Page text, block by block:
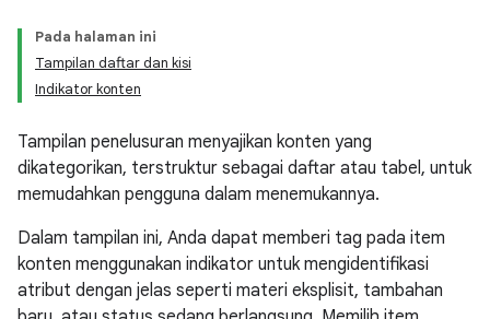
Pada halaman ini
Tampilan daftar dan kisi
Indikator konten
Tampilan penelusuran menyajikan konten yang
dikategorikan, terstruktur sebagai daftar atau tabel, untuk
memudahkan pengguna dalam menemukannya.
Dalam tampilan ini, Anda dapat memberi tag pada item
konten menggunakan indikator untuk mengidentifikasi
atribut dengan jelas seperti materi eksplisit, tambahan